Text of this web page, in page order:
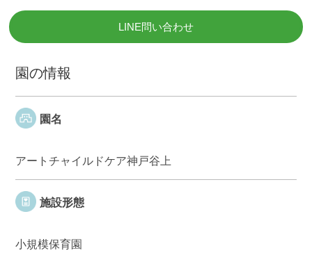
LINE問い合わせ
園の情報
園名
アートチャイルドケア神戸谷上
施設形態
小規模保育園